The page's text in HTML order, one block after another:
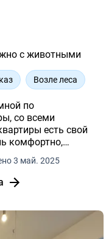
с животными
Возле леса
по
со всеми
есть свой
комфортно,
сейчас, когда
3 май. 2025